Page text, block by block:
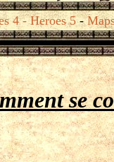
4-Heroes 5-
se